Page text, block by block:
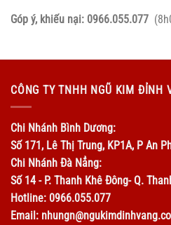
Góp ý, khiếu nại: 0966.055.077
CÔNG TY TNHH NGŨ KIM ĐỈNH
Chi Nhánh Bình Dương:
Số 171, Lê Thị Trung, KP1A, P An
Chi Nhánh Đà Nẳng:
Số 14 - P. Thanh Khê Đông- Q.
Hotline: 0966.055.077
Email: